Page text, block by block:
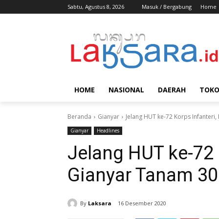
Sabtu, Agustus 8, 2026 Masuk / Bergabung Home
HOME NASIONAL DAERAH
Beranda Gianyar Jelang HUT ke-72 Korps
Gianyar Headlines
Jelang HUT ke-
Gianyar Tanam
By Laksara 16 Desember 2020